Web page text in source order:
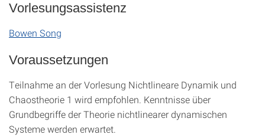
Vorlesungsassistenz
Bowen Song
Voraussetzungen
Teilnahme an der Vorlesung Nichtlineare Dynamik und
Chaostheorie 1 wird empfohlen. Kenntnisse über
Grundbegriffe der Theorie nichtlinearer dynamischen
Systeme werden erwartet.